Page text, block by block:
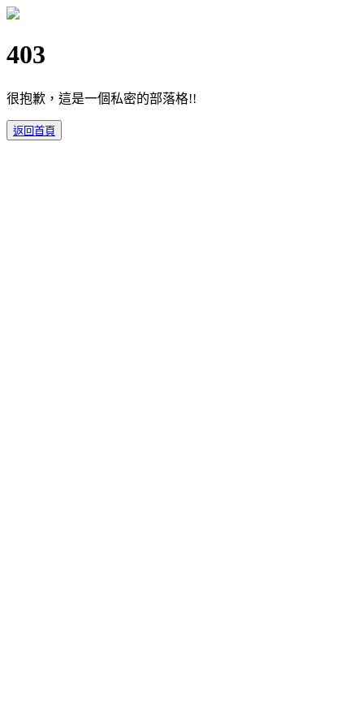
403
很抱歉，這是一個私密的部落格!!
返回首頁